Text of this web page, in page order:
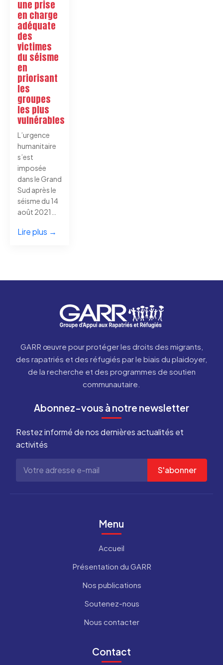
une prise
en charge
adéquate
des
victimes
du séisme
en
priorisant
les
groupes
les plus
vulnérables
L’urgence
humanitaire
s’est
imposée
dans le Grand
Sud après le
séisme du 14
août 2021…
Lire plus →
GARR œuvre pour protéger les droits des migrants,
des rapatriés et des réfugiés par le biais du plaidoyer,
de la recherche et des programmes de soutien
communautaire.
Abonnez-vous à notre newsletter
Restez informé de nos dernières actualités et
activités
S'abonner
Menu
Accueil
Présentation du GARR
Nos publications
Soutenez-nous
Nous contacter
Contact